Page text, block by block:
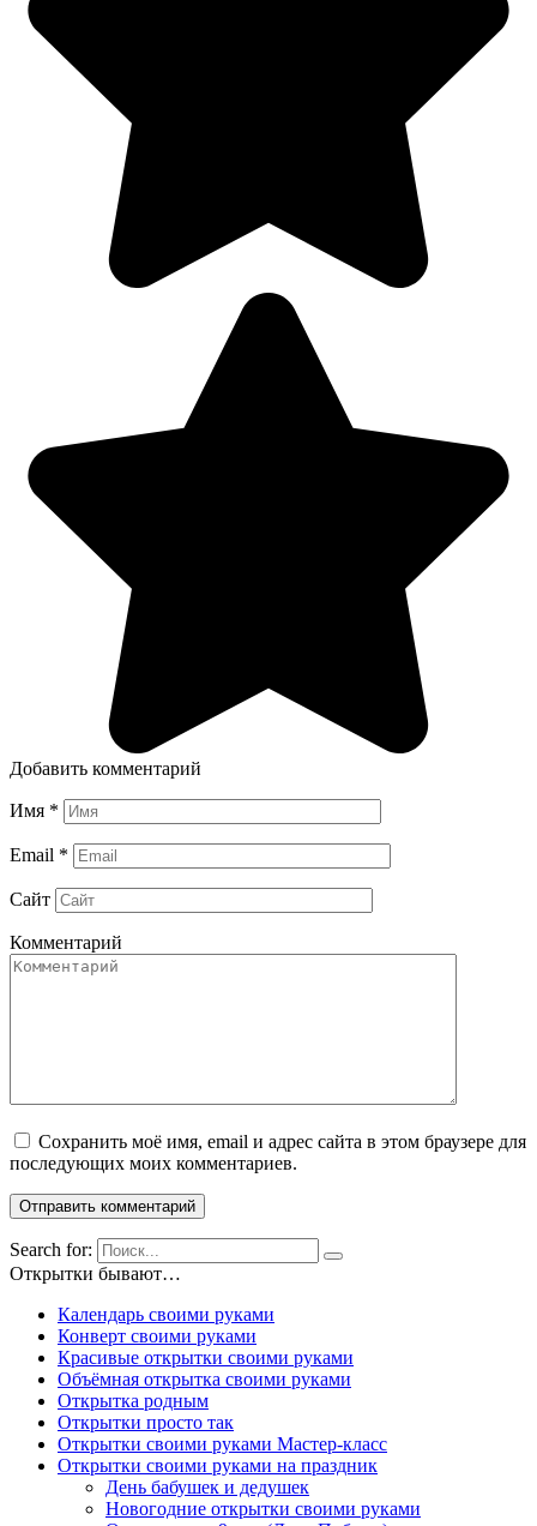
Добавить комментарий
Имя *
Email *
Сайт
Комментарий
Сохранить моё имя, email и адрес сайта в этом браузере для
последующих моих комментариев.
Search for:
Открытки бывают…
Календарь своими руками
Конверт своими руками
Красивые открытки своими руками
Объёмная открытка своими руками
Открытка родным
Открытки просто так
Открытки своими руками Мастер-класс
Открытки своими руками на праздник
День бабушек и дедушек
Новогодние открытки своими руками